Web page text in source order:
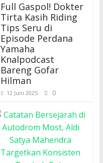
Full Gaspol! Dokter
Tirta Kasih Riding
Tips Seru di
Episode Perdana
Yamaha
Knalpodcast
Bareng Gofar
Hilman
12 Juni 2025 0